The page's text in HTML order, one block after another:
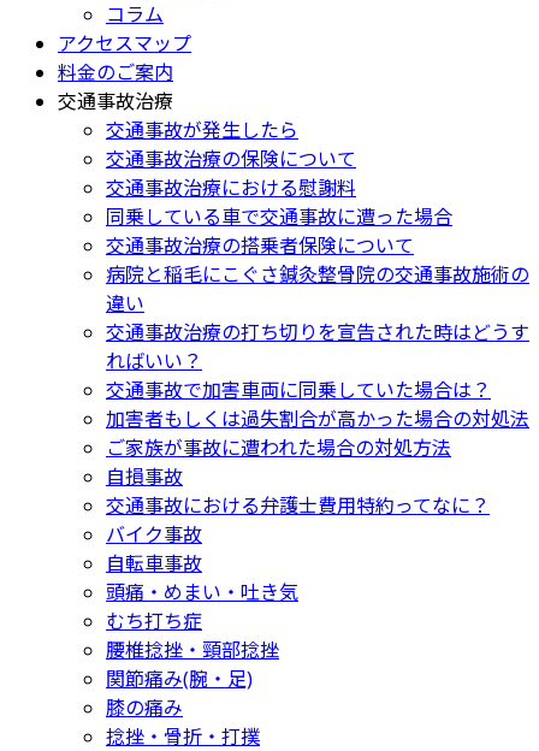
コラム
アクセスマップ
料金のご案内
交通事故治療
交通事故が発生したら
交通事故治療の保険について
交通事故治療における慰謝料
同乗している車で交通事故に遭った場合
交通事故治療の搭乗者保険について
病院と稲毛にこぐさ鍼灸整骨院の交通事故施術の
違い
交通事故治療の打ち切りを宣告された時はどうす
ればいい？
交通事故で加害車両に同乗していた場合は？
加害者もしくは過失割合が高かった場合の対処法
ご家族が事故に遭われた場合の対処方法
自損事故
交通事故における弁護士費用特約ってなに？
バイク事故
自転車事故
頭痛・めまい・吐き気
むち打ち症
腰椎捻挫・頸部捻挫
関節痛み(腕・足)
膝の痛み
捻挫・骨折・打撲